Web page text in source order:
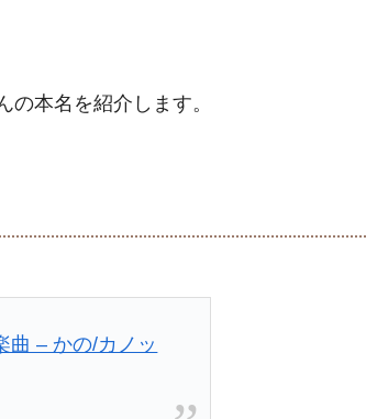
本名を紹介します。
– かの/カノッ